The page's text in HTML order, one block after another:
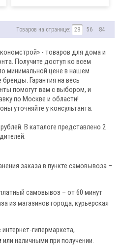
Товаров на странице: 28 56 84
- товаров для дома и
Получите доступ ко всем
минимальной цене в нашем
Гарантия на весь
помогут вам с выбором, и
по Москве и области!
уточняйте у консультанта.
В каталоге представлено 2
заказа в пункте самовывоза –
самовывоз – от 60 минут
из магазинов города, курьерская
гипермаркета,
наличными при получении.